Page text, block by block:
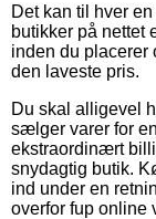
Det kan til hver
butikker på nettet
inden du placerer
den laveste pris.
Du skal alligevel
sælger varer for
ekstraordinært
snydagtig butik.
ind under en
overfor fup online